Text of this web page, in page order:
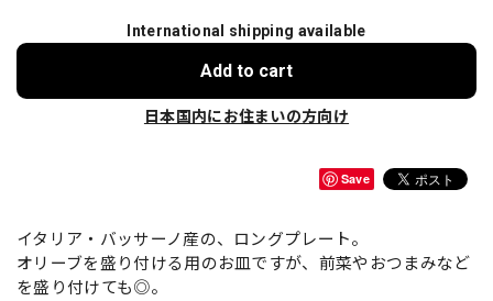
International shipping available
Add to cart
日本国内にお住まいの方向け
Save
イタリア・バッサーノ産の、ロングプレート。
オリーブを盛り付ける用のお皿ですが、前菜やおつまみなど
を盛り付けても◎。